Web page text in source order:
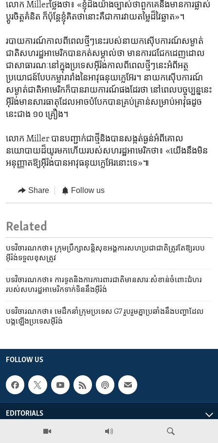
លោក Millerថ្លែង​ថា៖ «ខ្ញុំ​ដឹង​យ៉ាង​ច្បាស់​ថា​ពួកគេ​នឹង​មាន​ការ​ផ្លាស់
ប្តូរ​ចិត្ត​គំនិត ក៏ប៉ុន្តែ​ខ្ញុំ​គិត​ថា​នោះ​គឺជា​ការ​វាយតម្លៃ​ដ៏​វៃឆ្លាត»។
របាយការណ៍​កាលពី​ពេល​ថ្មីៗ​នេះ​របស់​នាយក​ស៊ើបការណ៍​សម្ងាត់​
ជាតិ​សហរដ្ឋ​អាមេរិក​បាន​កត់សម្គាល់​ថា មាន​ការ​ជជែក​ដេញដោល​
ជា​សាធារណៈ​នៅ​ក្នុង​ប្រទេស​អ៊ីរ៉ង់​កាលពី​ពេល​ថ្មីៗ​នេះ​អំពី​អត្ថ​
ប្រយោជន៍​បែប​កម្លា​រារាំង​នៃ​អាវុធ​នុយក្លេអ៊ែរ។ នាយក​ស៊ើបការណ៍​
សម្ងាត់​ជាតិ​អាមេរិក​ក៏​បាន​រាយការណ៍​ផងដែរ​ថា នៅពេល​បច្ចុប្បន្ន​នេះ​
អ៊ីរ៉ង់​មាន​សារធាតុ​ដែល​អាច​បំបែក​បាន​គ្រប់គ្រាន់​សម្រាប់​អាវុធ​ដូច
នេះ​ជាង ១០ គ្រឿង។
លោក Miller បាន​បញ្ជាក់​ជា​ថ្មី​និង​បាន​សង្កត់ធ្ងន់​អំពី​គោល
នយោបាយ​ដ៏​យូរ​មក​ហើយ​របស់​សហរដ្ឋ​អាមេរិក​ថា៖ «យើង​នឹង​មិន​
អនុញ្ញាត​ឱ្យ​អ៊ីរ៉ង់​បាន​អាវុធ​នុយក្លេអ៊ែរ​នោះទេ»៕
Share Follow us
Related
បទវិចារណកថា៖ ក្រុមប្រឹក្សា​សន្តិសុខ​អង្គការ​សហប្រជាជាតិ​ត្រូវតែ​ឱ្យ​របប​
អ៊ីរ៉ង់​ទទួល​ខុសត្រូវ
បទវិចារណកថា៖ ការទូត​និង​ការ​ការពារ​ជាតិ​មាន​សារៈសំខាន់​ចំពោះ​ជំហរ​
របស់​សហរដ្ឋ​អាមេរិក​ទាក់ទិន​នឹង​អ៊ីរ៉ង់
បទវិចារណកថា៖ មេដឹកនាំ​ក្រុម​ប្រទេស G7 រួបរួមគ្នា​ប្រឆាំងនឹង​បញ្ហា​ដែល​
បង្ក​ឡើង​ប្រទេស​អ៊ីរ៉ង់
FOLLOW US
EDITORIALS